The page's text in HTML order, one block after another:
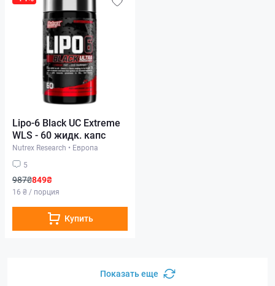
Lipo-6 Black UC Extreme
WLS - 60 жидк. капс
Nutrex Research • Европа
5
987₴849₴
16 ₴ / порция
Купить
Показать еще